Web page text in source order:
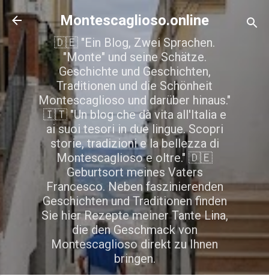
Direkt zum Hauptbereich
Montescaglioso.online
🇩🇪 "Ein Blog, Zwei Sprachen.
"Monte" und seine Schätze.
Geschichte und Geschichten,
Traditionen und die Schönheit
Montescaglioso und darüber hinaus."
🇮🇹 "Un blog che dà vita all'Italia e
ai suoi tesori in due lingue. Scopri
storie, tradizioni e la bellezza di
Montescaglioso e oltre." 🇩🇪
Geburtsort meines Vaters
Francesco. Neben faszinierenden
Geschichten und Traditionen finden
Sie hier Rezepte meiner Tante Lina,
die den Geschmack von
Montescaglioso direkt zu Ihnen
bringen.